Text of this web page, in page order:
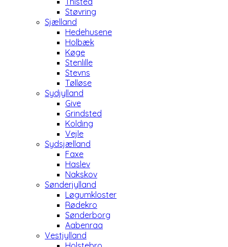
Støvring
Sjælland
Hedehusene
Holbæk
Køge
Stenlille
Stevns
Tølløse
Sydjylland
Give
Grindsted
Kolding
Vejle
Sydsjælland
Faxe
Haslev
Nakskov
Sønderjylland
Løgumkloster
Rødekro
Sønderborg
Aabenraa
Vestjylland